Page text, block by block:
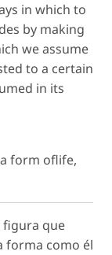
in which to
by making
we assume
to a certain
in its
form oflife,
figura que
forma como él